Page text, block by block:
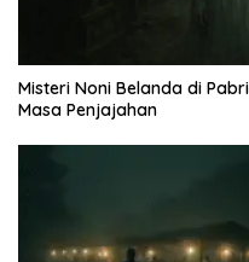
Misteri Noni Belanda di
Masa Penjajahan